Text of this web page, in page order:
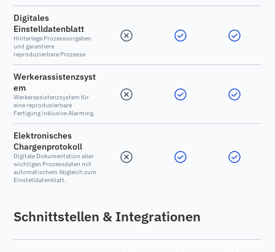
Digitales
Einstelldatenblatt
Hinterlege Prozessvorgaben
und garantiere
reproduzierbare Prozesse
Werkerassistenzsyst
em
Werkerassistenzsystem für
eine reproduzierbare
Fertigung inklusive Alarming.
Elektronisches
Chargenprotokoll
Digitale Dokumentation aller
wichtigen Prozessdaten mit
automatischem Abgleich zum
Einstelldatenblatt.
Schnittstellen & Integrationen